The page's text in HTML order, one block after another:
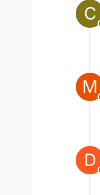
C
M
D